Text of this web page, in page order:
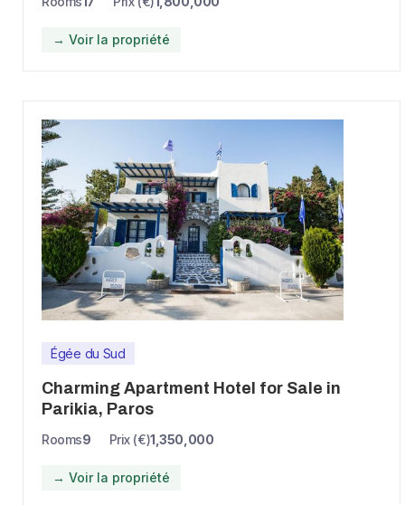
→ Voir la propriété
Égée du Sud
Charming Apartment Hotel for Sale in
Parikia, Paros
Rooms9 Prix (€)1,350,000
→ Voir la propriété